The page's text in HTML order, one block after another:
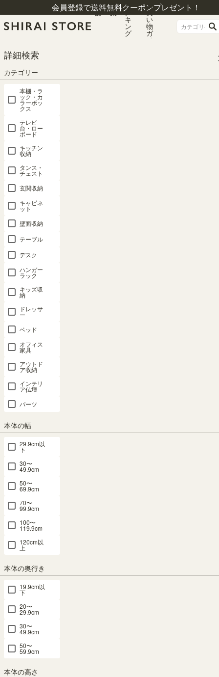
会員登録で送料無料クーポンプレゼント！
商
品
特
集
ラ
ン
キ
ン
グ
お
買
い
物
ガ
イ
詳細検索
カテゴリー
本棚・ラ
ック・カ
ラーボッ
クス
テレビ
台・ロー
ボード
キッチン
収納
タンス・
チェスト
玄関収納
キャビネ
ット
壁面収納
テーブル
デスク
ハンガー
ラック
キッズ収
納
ドレッサ
ー
ベッド
オフィス
家具
アウトド
ア収納
インテリ
ア仏壇
パーツ
本体の幅
29.9cm以
下
30〜
49.9cm
50〜
69.9cm
70〜
99.9cm
100〜
119.9cm
120cm以
上
本体の奥行き
19.9cm以
下
20〜
29.9cm
30〜
49.9cm
50〜
59.9cm
本体の高さ
HOME カテゴリー
テレビ台・ローボード ロータイプ
テレビ台 幅150cm 高さ37cm ナチュラルブラウン 65V型対応 TVボード ローボ
ード ナチュリカ NTU-3515HNA
テレビ台 幅150cm 高さ37cm ナチュラルブ
ラウン 65V型対応 TVボード ローボード ナ
チュリカ NTU-3515HNA
幅150.0×奥行き41.9×高さ37.0（cm）
SALE 8月20日15:00まで
メルマガ or LINE登録で5%OFFクーポン進呈中！
→登録はこちらから